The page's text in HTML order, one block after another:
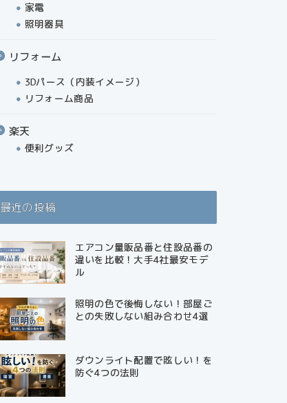
家電
照明器具
リフォーム
3Dパース（内装イメージ）
リフォーム商品
楽天
便利グッズ
最近の投稿
エアコン量販品番と住設品番の
違いを比較！大手4社最安モデ
ル
照明の色で後悔しない！部屋ご
との失敗しない組み合わせ4選
ダウンライト配置で眩しい！を
防ぐ4つの法則